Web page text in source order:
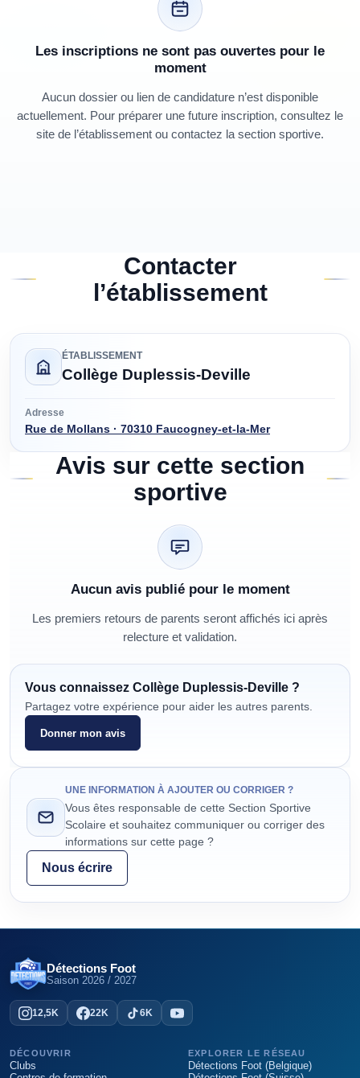
Les inscriptions ne sont pas ouvertes pour le
moment
Aucun dossier ou lien de candidature n’est disponible
actuellement. Pour préparer une future inscription, consultez le
site de l’établissement ou contactez la section sportive.
Contacter
l’établissement
ÉTABLISSEMENT
Collège Duplessis-Deville
Adresse
Rue de Mollans · 70310 Faucogney-et-la-Mer
Avis sur cette section
sportive
Aucun avis publié pour le moment
Les premiers retours de parents seront affichés ici après
relecture et validation.
Vous connaissez Collège Duplessis-Deville ?
Partagez votre expérience pour aider les autres parents.
Donner mon avis
UNE INFORMATION À AJOUTER OU CORRIGER ?
Vous êtes responsable de cette Section Sportive
Scolaire et souhaitez communiquer ou corriger des
informations sur cette page ?
Nous écrire
Détections Foot
Saison 2026 / 2027
12,5K 22K 6K
DÉCOUVRIR
Clubs
EXPLORER LE RÉSEAU
Détections Foot (Belgique)